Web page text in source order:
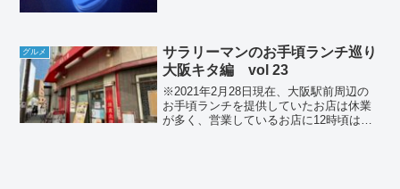
グルメ
サラリーマンのお手頃ランチ巡り
大阪キタ編 vol 23
※2021年2月28日現在、大阪駅前周辺の
お手頃ランチを提供していたお店は休業
が多く、営業しているお店に12時頃は集